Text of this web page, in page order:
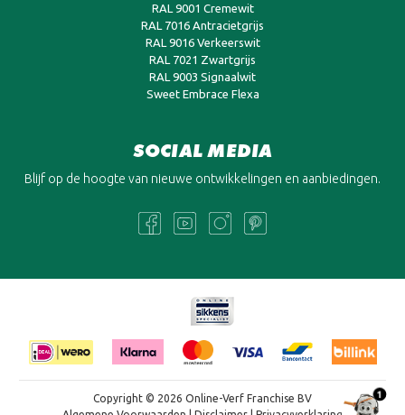
RAL 9001 Cremewit
RAL 7016 Antracietgrijs
RAL 9016 Verkeerswit
RAL 7021 Zwartgrijs
RAL 9003 Signaalwit
Sweet Embrace Flexa
SOCIAL MEDIA
Blijf op de hoogte van nieuwe ontwikkelingen en aanbiedingen.
Copyright © 2026 Online-Verf Franchise BV
1